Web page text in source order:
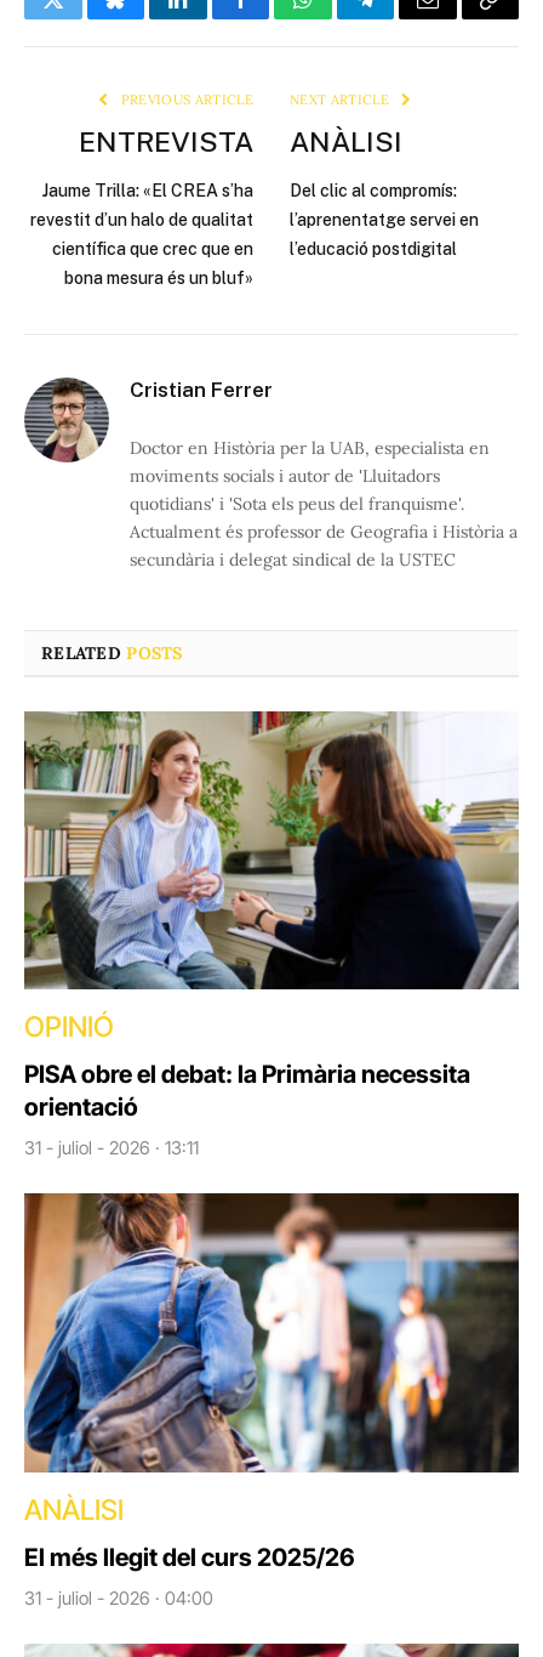
TwitterBlueskyLinkedInFacebookWhatsAppTelegramEmail Copy
PREVIOUS ARTICLE
ENTREVISTA
Jaume Trilla: «El CREA s’ha
revestit d’un halo de qualitat
científica que crec que en
bona mesura és un bluf»
NEXT ARTICLE
ANÀLISI
Del clic al compromís:
l’aprenentatge servei en
l’educació postdigital
Cristian Ferrer
Doctor en Història per la UAB, especialista en
moviments socials i autor de 'Lluitadors
quotidians' i 'Sota els peus del franquisme'.
Actualment és professor de Geografia i Història a
secundària i delegat sindical de la USTEC
RELATEDPOSTS
OPINIÓ
PISA obre el debat: la Primària necessita
orientació
31 - juliol - 2026 · 13:11
ANÀLISI
El més llegit del curs 2025/26
31 - juliol - 2026 · 04:00